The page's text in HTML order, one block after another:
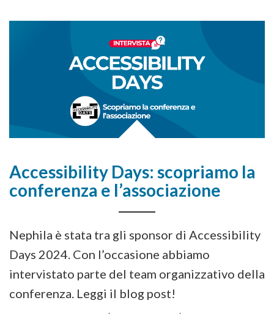
Accessibility Days: scopriamo la
conferenza e l’associazione
Nephila è stata tra gli sponsor di Accessibility
Days 2024. Con l’occasione abbiamo
intervistato parte del team organizzativo della
conferenza. Leggi il blog post!